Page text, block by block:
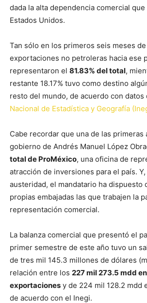
dada la alta dependencia comercial
Estados Unidos.
Tan sólo en los primeros seis meses
exportaciones no petroleras hacia ese
representaron el 81.83% del total,
restante 18.17% tuvo como destino
resto del mundo, de acuerdo con datos
Nacional de Estadística y Geografía
Cabe recordar que una de las primeras
gobierno de Andrés Manuel López
total de ProMéxico, una oficina de
atracción de inversiones para el país.
austeridad, el mandatario ha dispuesto
propias embajadas las que trabajen la
representación comercial.
La balanza comercial que presentó el
primer semestre de este año tuvo un
de tres mil 145.3 millones de dólares
relación entre los 227 mil 273.5 mdd
exportaciones y de 224 mil 128.2 mdd
de acuerdo con el Inegi.